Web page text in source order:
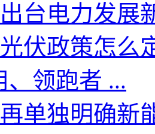
台电力发展
伏政策怎么
、领跑者 ...
单独明确新